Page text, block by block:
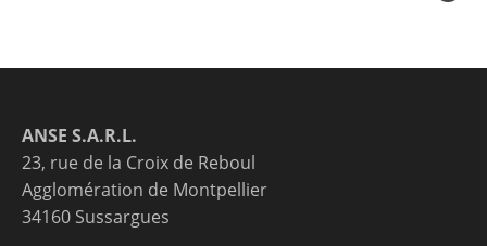
ANSE S.A.R.L.
23, rue de la Croix de Reboul
Agglomération de Montpellier
34160 Sussargues